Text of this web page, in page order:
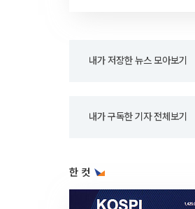
내가 저장한 뉴스 모아보기
내가 구독한 기자 전체보기
한 컷